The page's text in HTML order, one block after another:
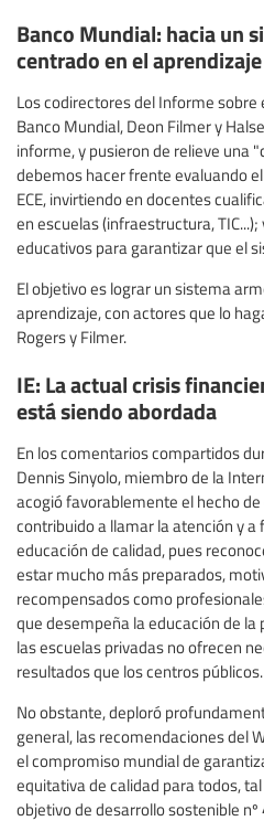
Banco Mundial: hacia un
centrado en el aprendizaje
Los codirectores del Informe
Banco Mundial, Deon Filmer y
informe, y pusieron de relieve una
debemos hacer frente evaluando
ECE, invirtiendo en docentes
en escuelas (infraestructura,
educativos para garantizar que el
El objetivo es lograr un sistema
aprendizaje, con actores que lo
Rogers y Filmer.
IE: La actual crisis
está siendo abordada
En los comentarios compartidos
Dennis Sinyolo, miembro de la
acogió favorablemente el hecho
contribuido a llamar la atención y
educación de calidad, pues
estar mucho más preparados,
recompensados como
que desempeña la educación de
las escuelas privadas no ofrecen
resultados que los centros públicos.
No obstante, deploró
general, las recomendaciones del
el compromiso mundial de
equitativa de calidad para todos,
objetivo de desarrollo sostenible nº